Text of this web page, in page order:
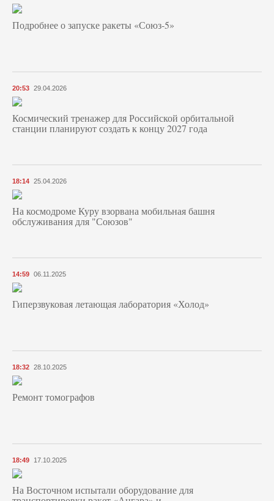
Подробнее о запуске ракеты «Союз‑5»
20:53 29.04.2026
Космический тренажер для Российской орбитальной
станции планируют создать к концу 2027 года
18:14 25.04.2026
На космодроме Куру взорвана мобильная башня
обслуживания для "Союзов"
14:59 06.11.2025
Гиперзвуковая летающая лаборатория «Холод»
18:32 28.10.2025
Ремонт томографов
18:49 17.10.2025
На Восточном испытали оборудование для